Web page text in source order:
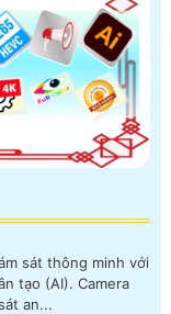
sát thông minh với
Camera
an...